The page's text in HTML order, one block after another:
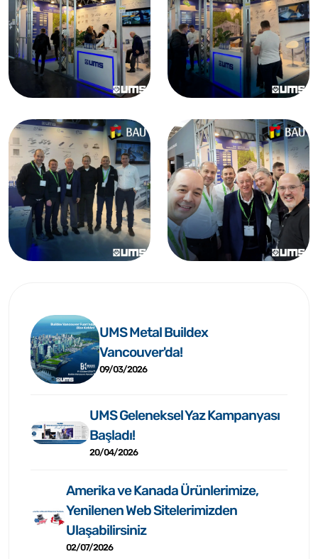
UMS Metal Buildex
Vancouver'da!
09/03/2026
UMS Geleneksel Yaz Kampanyası
Başladı!
20/04/2026
Amerika ve Kanada Ürünlerimize,
Yenilenen Web Sitelerimizden
Ulaşabilirsiniz
02/07/2026